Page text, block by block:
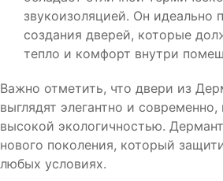
звукоизоляцией. Он идеально
создания дверей, которые
тепло и комфорт внутри
Важно отметить, что двери из
выглядят элегантно и
высокой экологичностью.
нового поколения, который
любых условиях.